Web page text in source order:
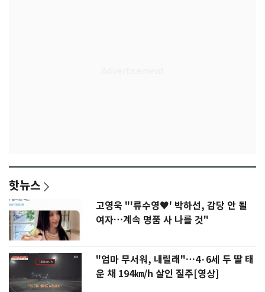
핫뉴스
고영욱 "'류수영♥' 박하선, 감당 안 될
여자…계속 명품 사 나를 것"
"엄마 무서워, 내릴래"…4·6세 두 딸 태
운 채 194㎞/h 살인 질주[영상]